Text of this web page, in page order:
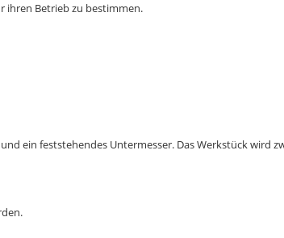
ihren Betrieb zu bestimmen.
ein feststehendes Untermesser. Das Werkstück wird